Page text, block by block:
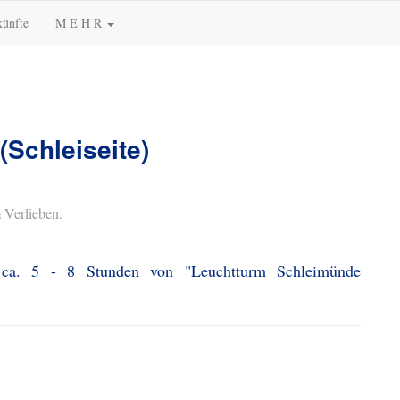
M E H R
5 - 8 Stunden von "Leuchtturm Schleimünde